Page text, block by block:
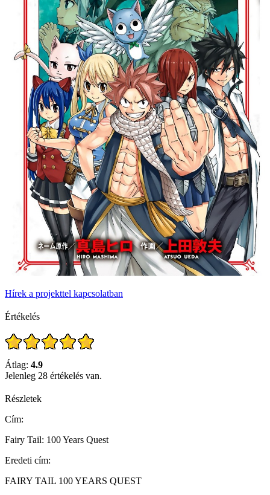
Hírek a projekttel kapcsolatban
Értékelés
Átlag: 4.9
Jelenleg 28 értékelés van.
Részletek
Cím:
Fairy Tail: 100 Years Quest
Eredeti cím:
FAIRY TAIL 100 YEARS QUEST